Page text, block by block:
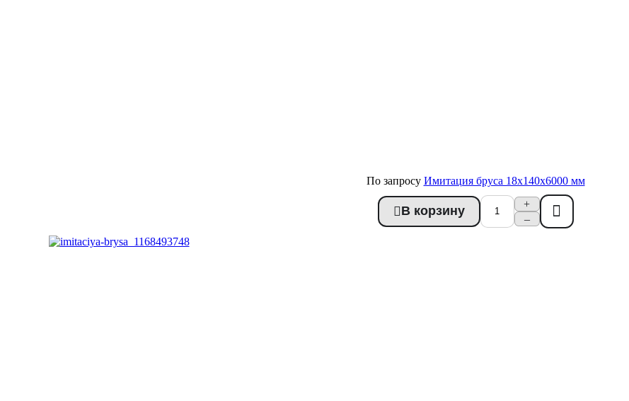
По запросу Имитация бруса 18x140x6000 мм
В корзину
+
–
Купить в 1 клик